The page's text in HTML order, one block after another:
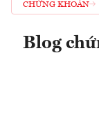
CHỨNG KHOÁN
Blog